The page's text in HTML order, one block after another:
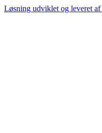
Løsning udviklet og leveret af